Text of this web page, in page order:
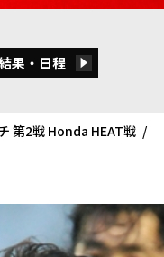
果・日程
第2戦 Honda HEAT戦